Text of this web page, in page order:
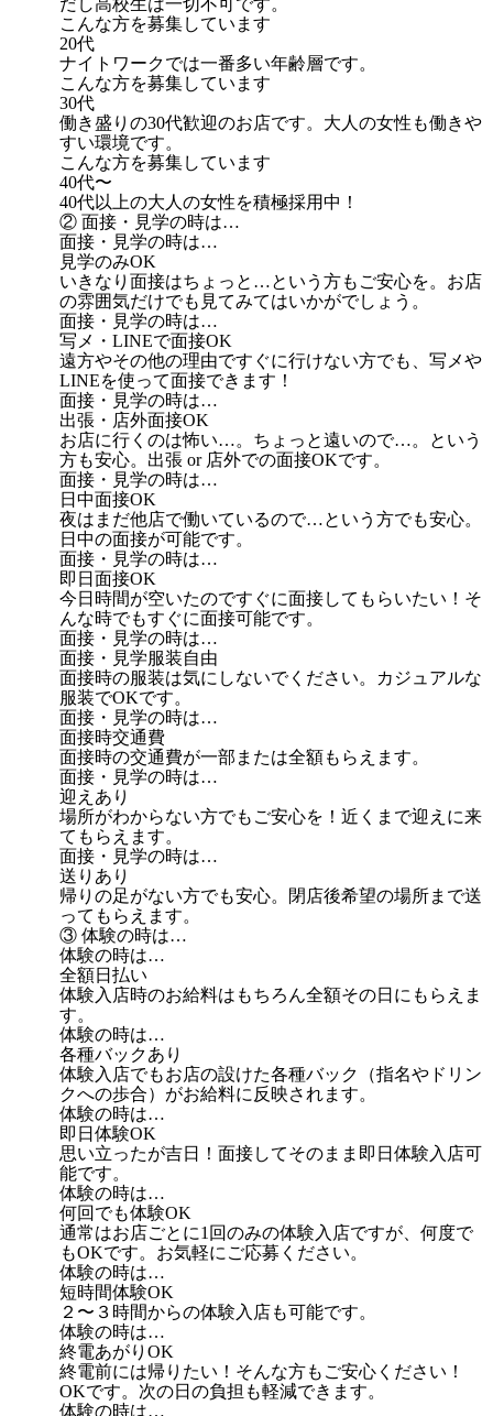
こんな方を募集しています
20代
ナイトワークでは一番多い年齢層です。
こんな方を募集しています
30代
働き盛りの30代歓迎のお店です。大人の女性も働きや
すい環境です。
こんな方を募集しています
40代〜
40代以上の大人の女性を積極採用中！
② 面接・見学の時は…
面接・見学の時は…
見学のみOK
いきなり面接はちょっと…という方もご安心を。お店
の雰囲気だけでも見てみてはいかがでしょう。
面接・見学の時は…
写メ・LINEで面接OK
遠方やその他の理由ですぐに行けない方でも、写メや
LINEを使って面接できます！
面接・見学の時は…
出張・店外面接OK
お店に行くのは怖い…。ちょっと遠いので…。という
方も安心。出張 or 店外での面接OKです。
面接・見学の時は…
日中面接OK
夜はまだ他店で働いているので…という方でも安心。
日中の面接が可能です。
面接・見学の時は…
即日面接OK
今日時間が空いたのですぐに面接してもらいたい！そ
んな時でもすぐに面接可能です。
面接・見学の時は…
面接・見学服装自由
面接時の服装は気にしないでください。カジュアルな
服装でOKです。
面接・見学の時は…
面接時交通費
面接時の交通費が一部または全額もらえます。
面接・見学の時は…
迎えあり
場所がわからない方でもご安心を！近くまで迎えに来
てもらえます。
面接・見学の時は…
送りあり
帰りの足がない方でも安心。閉店後希望の場所まで送
ってもらえます。
③ 体験の時は…
体験の時は…
全額日払い
体験入店時のお給料はもちろん全額その日にもらえま
す。
体験の時は…
各種バックあり
体験入店でもお店の設けた各種バック（指名やドリン
クへの歩合）がお給料に反映されます。
体験の時は…
即日体験OK
思い立ったが吉日！面接してそのまま即日体験入店可
能です。
体験の時は…
何回でも体験OK
通常はお店ごとに1回のみの体験入店ですが、何度で
もOKです。お気軽にご応募ください。
体験の時は…
短時間体験OK
２〜３時間からの体験入店も可能です。
体験の時は…
終電あがりOK
終電前には帰りたい！そんな方もご安心ください！
OKです。次の日の負担も軽減できます。
体験の時は…